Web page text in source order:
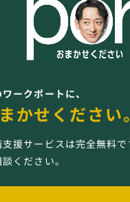
ークポートに、
かせください
援サービスは完全無料で
ください。